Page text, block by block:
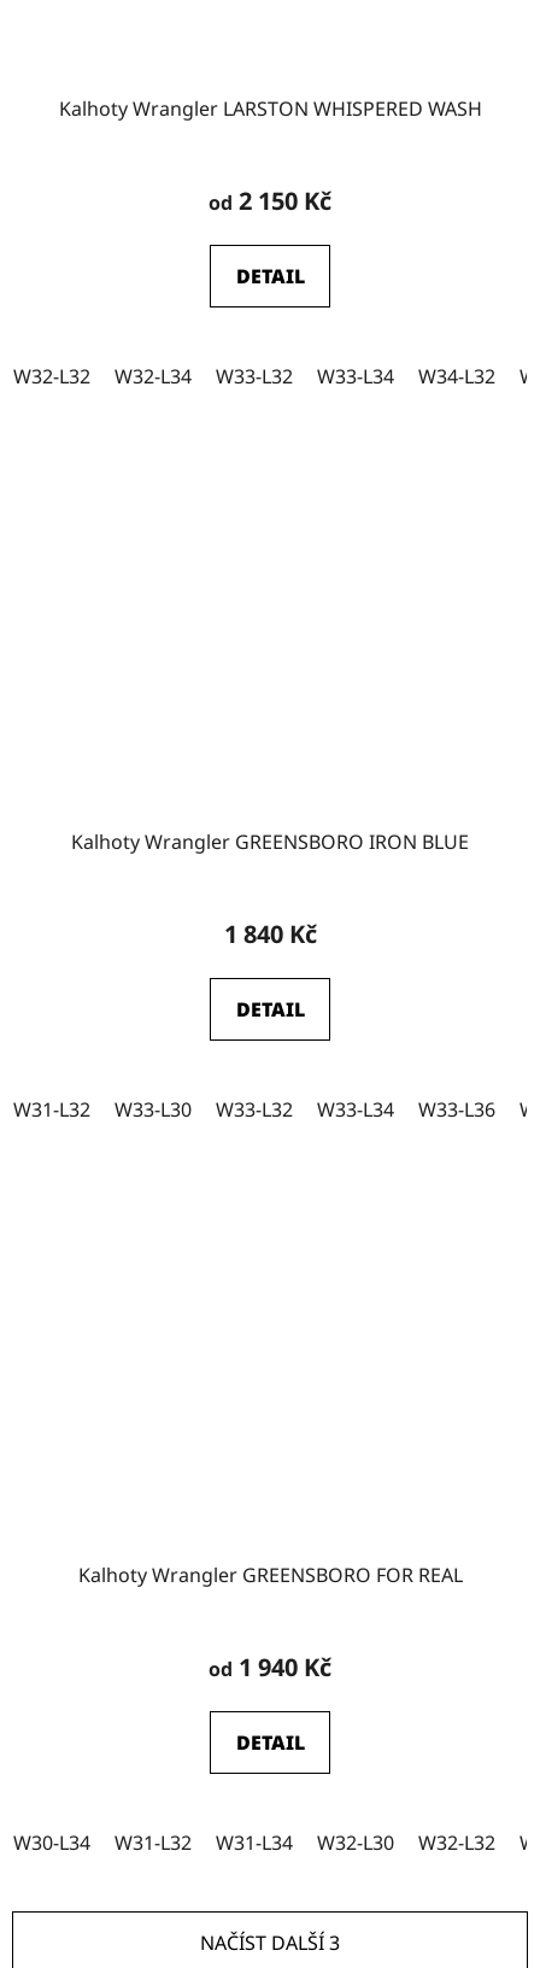
Kalhoty Wrangler LARSTON WHISPERED WASH
od 2 150 Kč
DETAIL
W32-L32 W32-L34 W33-L32 W33-L34 W34-L32
Kalhoty Wrangler GREENSBORO IRON BLUE
hodnocení
je
4,5
hvězdiček.
1 840 Kč
DETAIL
W31-L32 W33-L30 W33-L32 W33-L34 W33-L36
Kalhoty Wrangler GREENSBORO FOR REAL
hodnocení
je
5,0
hvězdiček.
od 1 940 Kč
DETAIL
W30-L34 W31-L32 W31-L34 W32-L30 W32-L32
NAČÍST DALŠÍ 3